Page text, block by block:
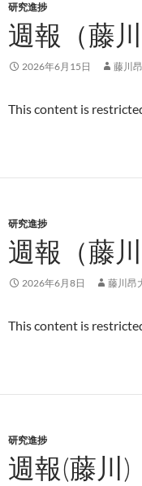
研究進捗
週報（藤川
2026年6月15日 藤川
This content is
研究進捗
週報（藤川
2026年6月8日 藤川昂
This content is
研究進捗
週報(藤川)